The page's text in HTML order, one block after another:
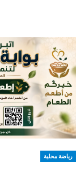
رياضة محلية